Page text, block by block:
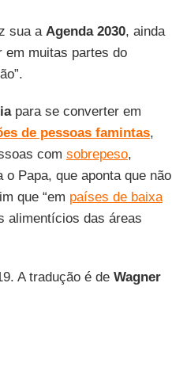
sua a Agenda 2030, ainda
em muitas partes do
para se converter em
de pessoas famintas,
com sobrepeso,
o Papa, que aponta que não
que “em países de baixa
alimentícios das áreas
A tradução é de Wagner